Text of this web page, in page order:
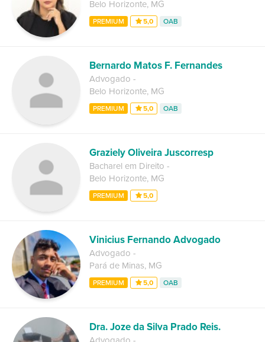
Belo Horizonte, MG
PREMIUM 5,0 OAB
Bernardo Matos F. Fernandes
Advogado -
Belo Horizonte, MG
PREMIUM 5,0 OAB
Graziely Oliveira Juscorresp
Bacharel em Direito -
Belo Horizonte, MG
PREMIUM 5,0
Vinicius Fernando Advogado
Advogado -
Pará de Minas, MG
PREMIUM 5,0 OAB
Dra. Joze da Silva Prado Reis.